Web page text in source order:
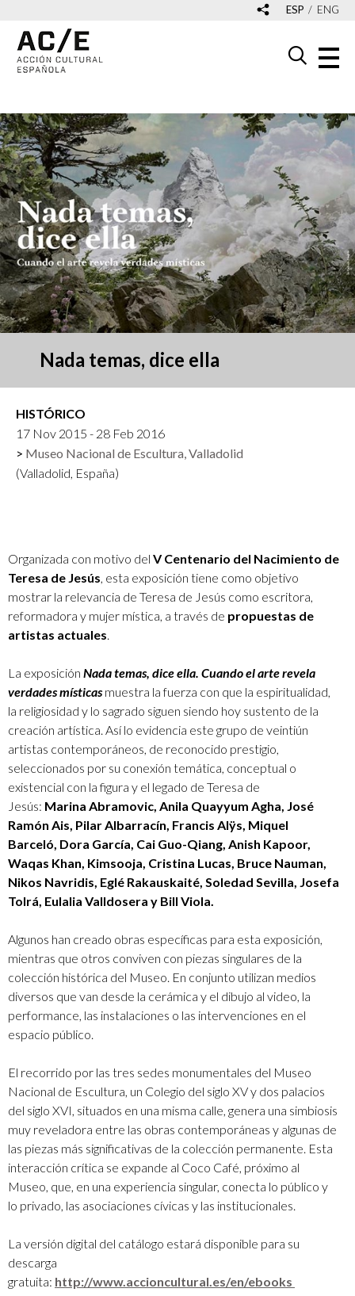
ESP ENG
Nada temas, dice ella
HISTÓRICO
17 Nov 2015 - 28 Feb 2016
Museo Nacional de Escultura, Valladolid
(Valladolid, España)
Organizada con motivo del V Centenario del Nacimiento de
Teresa de Jesús , esta exposición tiene como objetivo
mostrar la relevancia de Teresa de Jesús como escritora,
reformadora y mujer mística, a través de propuestas de
artistas actuales
La exposición Nada temas, dice ella. Cuando el arte revela
verdades místicas muestra la fuerza con que la espiritualidad,
la religiosidad y lo sagrado siguen siendo hoy sustento de la
creación artística. Así lo evidencia este grupo de veintiún
artistas contemporáneos, de reconocido prestigio,
seleccionados por su conexión temática, conceptual o
existencial con la figura y el legado de Teresa de
Jesús: Marina Abramovic, Anila Quayyum Agha, José
Ramón Ais, Pilar Albarracín, Francis Alÿs, Miquel
Barceló, Dora García, Cai Guo-Qiang, Anish Kapoor,
Waqas Khan, Kimsooja, Cristina Lucas, Bruce Nauman,
Nikos Navridis, Eglé Rakauskaité, Soledad Sevilla, Josefa
Tolrá, Eulalia Valldosera y Bill Viola.
Algunos han creado obras específicas para esta exposición,
mientras que otros conviven con piezas singulares de la
colección histórica del Museo. En conjunto utilizan medios
diversos que van desde la cerámica y el dibujo al video, la
performance, las instalaciones o las intervenciones en el
espacio público.
El recorrido por las tres sedes monumentales del Museo
Nacional de Escultura, un Colegio del siglo XV y dos palacios
del siglo XVI, situados en una misma calle, genera una simbiosis
muy reveladora entre las obras contemporáneas y algunas de
las piezas más significativas de la colección permanente. Esta
interacción crítica se expande al Coco Café, próximo al
Museo, que, en una experiencia singular, conecta lo público y
lo privado, las asociaciones cívicas y las institucionales.
La versión digital del catálogo estará disponible para su
descarga
gratuita: http://www.accioncultural.es/en/ebooks